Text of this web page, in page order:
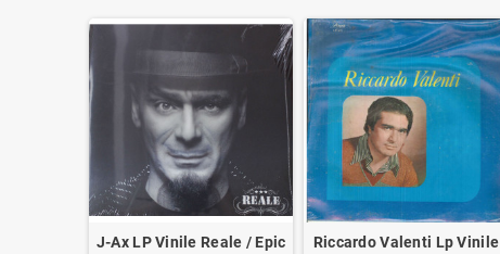
J-Ax LP Vinile Reale / Epic
Riccardo Valenti ‎Lp Vinile